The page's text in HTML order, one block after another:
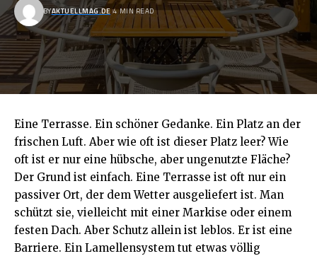
BYAKTUELLMAG.DE 4 MIN READ
Eine Terrasse. Ein schöner Gedanke. Ein Platz an der
frischen Luft. Aber wie oft ist dieser Platz leer? Wie
oft ist er nur eine hübsche, aber ungenutzte Fläche?
Der Grund ist einfach. Eine Terrasse ist oft nur ein
passiver Ort, der dem Wetter ausgeliefert ist. Man
schützt sie, vielleicht mit einer Markise oder einem
festen Dach. Aber Schutz allein ist leblos. Er ist eine
Barriere. Ein Lamellensystem tut etwas völlig